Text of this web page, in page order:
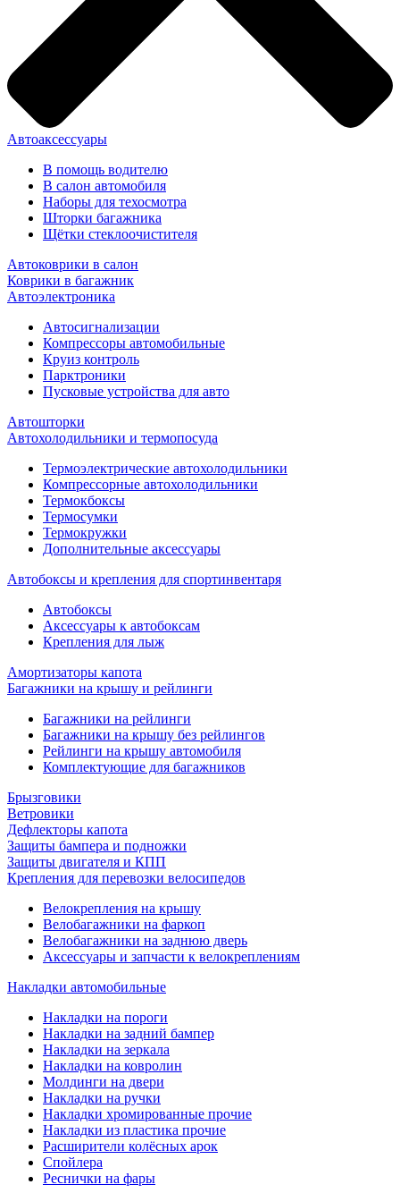
Автоаксессуары
В помощь водителю
В салон автомобиля
Наборы для техосмотра
Шторки багажника
Щётки стеклоочистителя
Автоковрики в салон
Коврики в багажник
Автоэлектроника
Автосигнализации
Компрессоры автомобильные
Круиз контроль
Парктроники
Пусковые устройства для авто
Автошторки
Автохолодильники и термопосуда
Термоэлектрические автохолодильники
Компрессорные автохолодильники
Термокбоксы
Термосумки
Термокружки
Дополнительные аксессуары
Автобоксы и крепления для спортинвентаря
Автобоксы
Аксессуары к автобоксам
Крепления для лыж
Амортизаторы капота
Багажники на крышу и рейлинги
Багажники на рейлинги
Багажники на крышу без рейлингов
Рейлинги на крышу автомобиля
Комплектующие для багажников
Брызговики
Ветровики
Дефлекторы капота
Защиты бампера и подножки
Защиты двигателя и КПП
Крепления для перевозки велосипедов
Велокрепления на крышу
Велобагажники на фаркоп
Велобагажники на заднюю дверь
Аксессуары и запчасти к велокреплениям
Накладки автомобильные
Накладки на пороги
Накладки на задний бампер
Накладки на зеркала
Накладки на ковролин
Молдинги на двери
Накладки на ручки
Накладки хромированные прочие
Накладки из пластика прочие
Расширители колёсных арок
Спойлера
Реснички на фары